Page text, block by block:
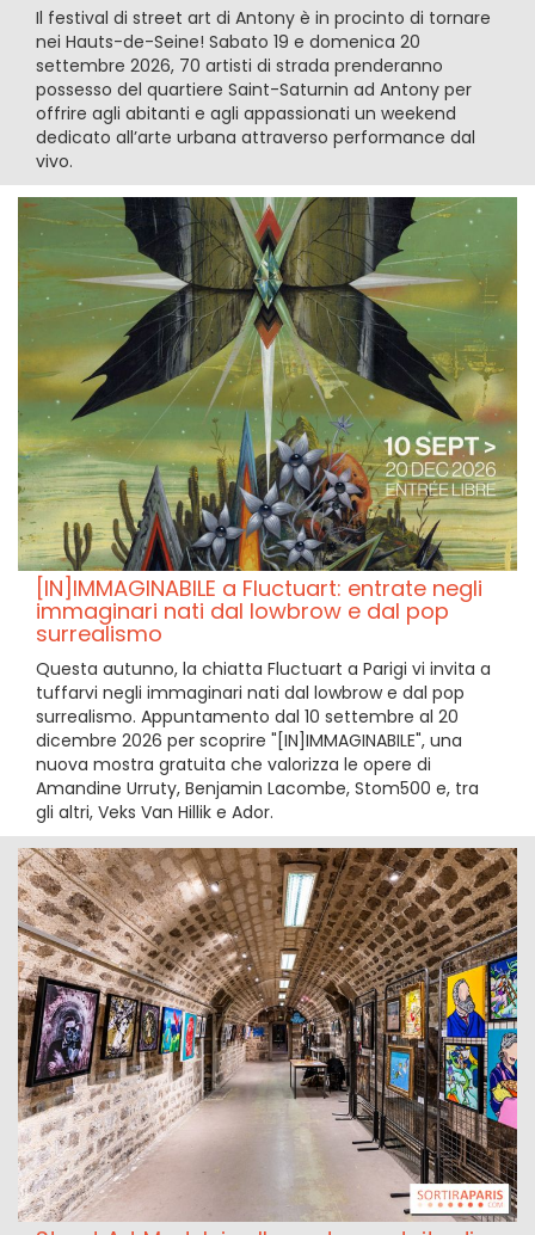
Il festival di street art di Antony è in procinto di tornare
nei Hauts-de-Seine! Sabato 19 e domenica 20
settembre 2026, 70 artisti di strada prenderanno
possesso del quartiere Saint-Saturnin ad Antony per
offrire agli abitanti e agli appassionati un weekend
dedicato all’arte urbana attraverso performance dal
vivo.
[IN]IMMAGINABILE a Fluctuart: entrate negli
immaginari nati dal lowbrow e dal pop
surrealismo
Questa autunno, la chiatta Fluctuart a Parigi vi invita a
tuffarvi negli immaginari nati dal lowbrow e dal pop
surrealismo. Appuntamento dal 10 settembre al 20
dicembre 2026 per scoprire "[IN]IMMAGINABILE", una
nuova mostra gratuita che valorizza le opere di
Amandine Urruty, Benjamin Lacombe, Stom500 e, tra
gli altri, Veks Van Hillik e Ador.